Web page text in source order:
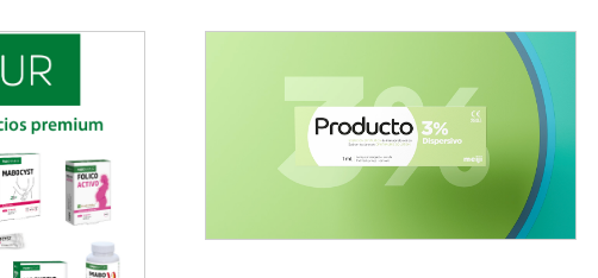
Branding producto
oftálmico